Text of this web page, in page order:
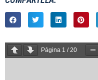
Página 1 /20